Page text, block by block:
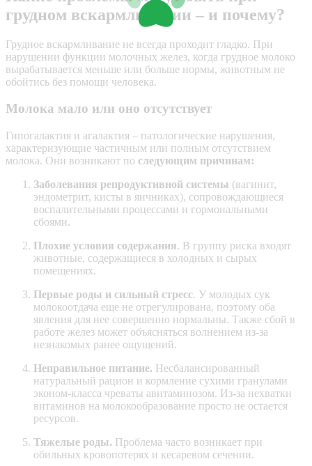
грудном вскармливании – и почему?
Грудное вскармливание не всегда проходит гладко. При
нарушении функции молочных желез, когда грудное молоко
вырабатывается меньше или больше нормы, животным не
обойтись без помощи человека.
Молока мало или оно отсутствует
Гипогалактия и агалактия – патологические нарушения,
характеризующие частичным или полным отсутствием
молока. Они возникают по следующим причинам:
Заболевания репродуктивной системы (вагинит,
эндометрит, кисты в яичниках), сопровождающиеся
воспалительными процессами и гормональными
сбоями.
Плохие условия содержания. В группу риска входят
животные, содержащиеся в холодных и сырых
помещениях.
Первые роды и сильный стресс. У молодых сук
молокоотдача еще не отрегулирована, поэтому оба
явления для нее совершенно нормальны. Также сбой в
работе желез может объясняться волнением из-за
незнакомых ранее ощущений.
Неправильное питание. Несбалансированный
натуральный рацион и кормление сухими гранулами
эконом-класса чреваты авитаминозом. Из-за нехватки
витаминов на молокообразование просто не остается
ресурсов.
Тяжелые роды. Проблема часто возникает при
обильных кровопотерях и кесаревом сечении.